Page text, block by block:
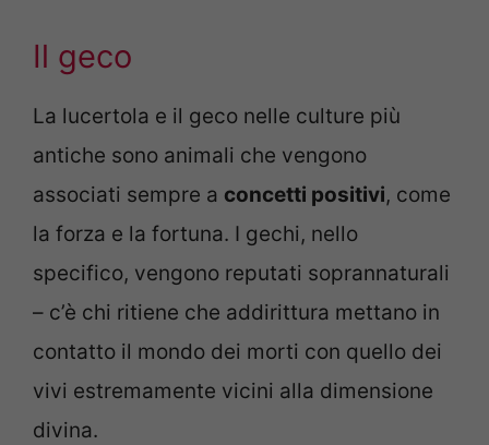
Il geco
La lucertola e il geco nelle culture più
antiche sono animali che vengono
associati sempre a concetti positivi, come
la forza e la fortuna. I gechi, nello
specifico, vengono reputati soprannaturali
– c’è chi ritiene che addirittura mettano in
contatto il mondo dei morti con quello dei
vivi estremamente vicini alla dimensione
divina.